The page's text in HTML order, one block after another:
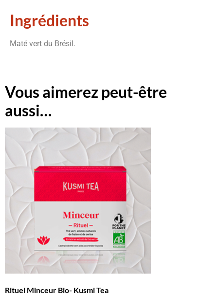
Ingrédients
Maté vert du Brésil.
Vous aimerez peut-être
aussi…
Rituel Minceur Bio- Kusmi Tea